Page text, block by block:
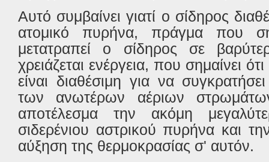
Αυτό συμβαίνει γιατί ο σίδηρος
ατομικό πυρήνα, πράγμα που
μετατραπεί ο σίδηρος σε
χρειάζεται ενέργεια, που σημαίνει
είναι διαθέσιμη για να
των ανωτέρων αέριων
αποτέλεσμα την ακόμη
σιδερένιου αστρικού πυρήνα και
αύξηση της θερμοκρασίας σ' αυτόν.